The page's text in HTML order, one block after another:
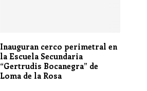
Inauguran cerco perimetral en
la Escuela Secundaria
“Gertrudis Bocanegra” de
Loma de la Rosa